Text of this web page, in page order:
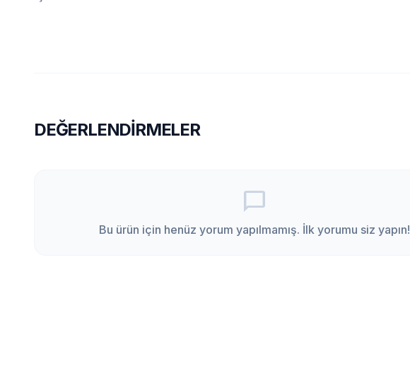
DEĞERLENDIRMELER
chat_bubble_outline
Bu ürün için henüz yorum yapılmamış. İlk yorumu siz yapın!